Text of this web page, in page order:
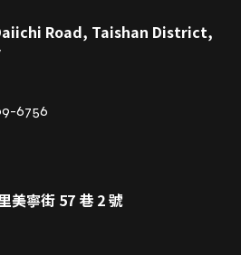
Road, Taishan District,
6756
美寧街 57 巷 2 號